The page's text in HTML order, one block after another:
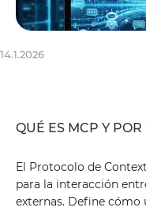
14.1.2026
QUÉ ES MCP Y
El Protocolo de
para la interacción
externas. Define cómo